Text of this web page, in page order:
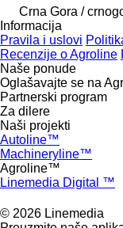
Crna Gora /
Informacija
Pravila i uslovi
Recenzije o Agroline
Naše ponude
Oglašavajte se na
Partnerski program
Za dilere
Naši projekti
Autoline™
Machineryline™
Agroline™
Linemedia Digital ™
© 2026 Linemedia